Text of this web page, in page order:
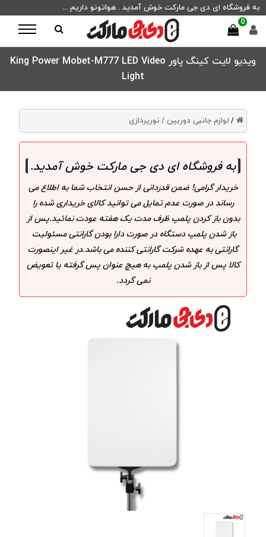
به فروشگاه ای دی جی مارکت خوش آمدید . هواتونو داریم ...
0
ویدیو لایت کینگ پاور King Power Mobet-M777 LED Video
Light
/ لوازم جانبی دوربین / نورپردازی
به فروشگاه ای دی جی مارکت خوش آمدید.
خریدار گرامی! ضمن قدردانی از حسن انتخاب شما به اطلاع می
رساند در صورت عدم تمایل می توانید کالای خریداری شده را
بدون باز کردن پلمپ ظرف مدت یک هفته عودت نمائید.پس از
باز شدن پلمپ دستگاه در صورت دارا بودن گارانتی مسئولیت
گارانتی به عهده شرکت گارانتی کننده می باشد.در غیر اینصورت
کالا پس از باز شدن پلمپ به هیچ عنوان پس گرفته یا تعویض
نمی گردد.